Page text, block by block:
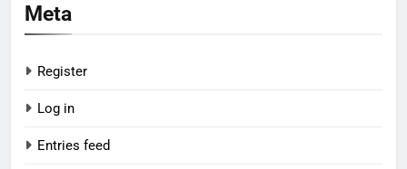
Meta
Register
Log in
Entries feed